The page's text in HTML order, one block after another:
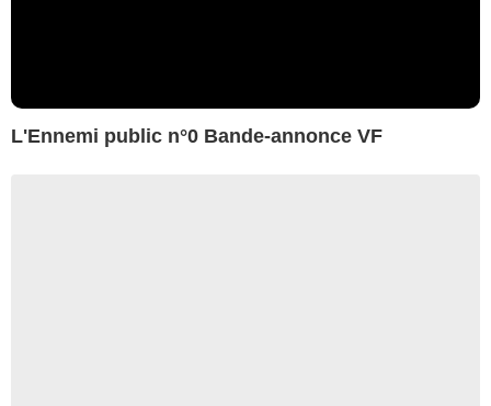
L'Ennemi public n°0 Bande-annonce VF